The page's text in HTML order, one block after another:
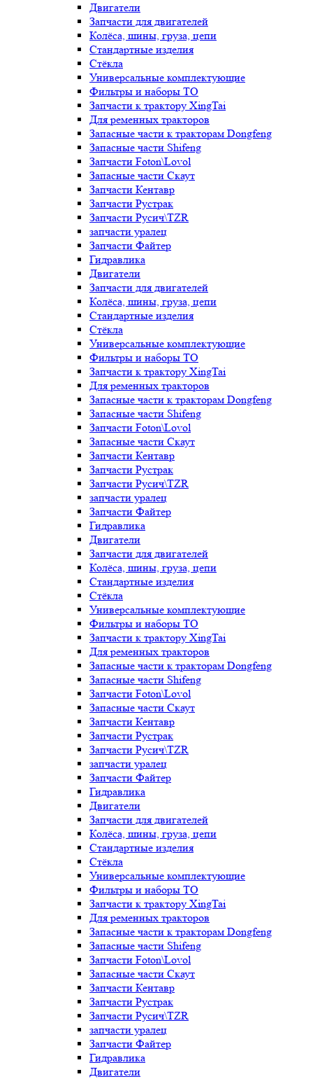
Двигатели
Запчасти для двигателей
Колёса, шины, груза, цепи
Стандартные изделия
Стёкла
Универсальные комплектующие
Фильтры и наборы ТО
Запчасти к трактору XingTai
Для ременных тракторов
Запасные части к тракторам Dongfeng
Запасные части Shifeng
Запчасти Foton\Lovol
Запасные части Скаут
Запчасти Кентавр
Запчасти Рустрак
Запчасти Русич\TZR
запчасти уралец
Запчасти Файтер
Гидравлика
Двигатели
Запчасти для двигателей
Колёса, шины, груза, цепи
Стандартные изделия
Стёкла
Универсальные комплектующие
Фильтры и наборы ТО
Запчасти к трактору XingTai
Для ременных тракторов
Запасные части к тракторам Dongfeng
Запасные части Shifeng
Запчасти Foton\Lovol
Запасные части Скаут
Запчасти Кентавр
Запчасти Рустрак
Запчасти Русич\TZR
запчасти уралец
Запчасти Файтер
Гидравлика
Двигатели
Запчасти для двигателей
Колёса, шины, груза, цепи
Стандартные изделия
Стёкла
Универсальные комплектующие
Фильтры и наборы ТО
Запчасти к трактору XingTai
Для ременных тракторов
Запасные части к тракторам Dongfeng
Запасные части Shifeng
Запчасти Foton\Lovol
Запасные части Скаут
Запчасти Кентавр
Запчасти Рустрак
Запчасти Русич\TZR
запчасти уралец
Запчасти Файтер
Гидравлика
Двигатели
Запчасти для двигателей
Колёса, шины, груза, цепи
Стандартные изделия
Стёкла
Универсальные комплектующие
Фильтры и наборы ТО
Запчасти к трактору XingTai
Для ременных тракторов
Запасные части к тракторам Dongfeng
Запасные части Shifeng
Запчасти Foton\Lovol
Запасные части Скаут
Запчасти Кентавр
Запчасти Рустрак
Запчасти Русич\TZR
запчасти уралец
Запчасти Файтер
Гидравлика
Двигатели